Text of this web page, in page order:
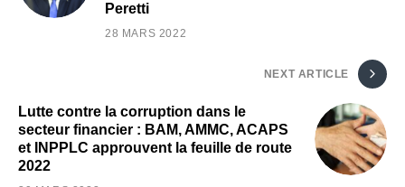
Peretti
28 MARS 2022
NEXT ARTICLE
Lutte contre la corruption dans le
secteur financier : BAM, AMMC, ACAPS
et INPPLC approuvent la feuille de route
2022